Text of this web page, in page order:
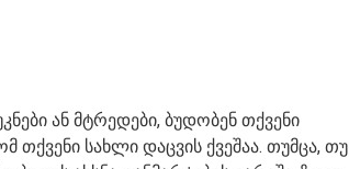
ან მტრედები, ბუდობენ თქვენი
თქვენი სახლი დაცვის ქვეშაა. თუმცა, თუ